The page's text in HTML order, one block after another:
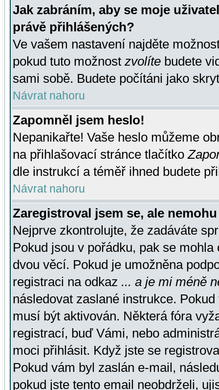
Jak zabráním, aby se moje
právě přihlášených?
Ve vašem nastavení najděte
pokud tuto možnost zvolíte budete
sami sobě. Budete počítáni jako
Návrat nahoru
Zapomněl jsem heslo!
Nepanikařte! Vaše heslo můžeme
na přihlašovací stránce tlačítko
dle instrukcí a téměř ihned budete
Návrat nahoru
Zaregistroval jsem se, ale
Nejprve zkontrolujte, že zadáváte
Pokud jsou v pořádku, pak se
dvou věcí. Pokud je umožněna
registraci na odkaz ... a je mi méně
následovat zaslané instrukce.
musí být aktivován. Některá fóra
registrací, buď Vámi, nebo
moci přihlásit. Když jste se
Pokud vám byl zaslán e-mail,
pokud jste tento email neobdrželi,